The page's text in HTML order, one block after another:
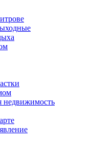
недвижимость